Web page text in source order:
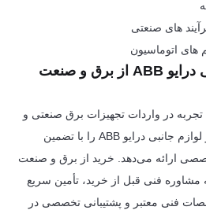
های صنعتی
اتوماسیون
مزایای خرید لوازم جانبی درایو ABB از برق و صنعت
در واردات تجهیزات برق صنعتی و
اتوماسیون، مجموعه کاملی از لوازم جانبی درایو ABB را با تضمین
ارائه می‌دهد. خرید از برق و صنعت
مشاوره فنی قبل از خرید، تأمین سریع
فنی معتبر و پشتیبانی تخصصی در